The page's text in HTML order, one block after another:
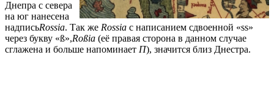
Днепра с севера
на юг нанесена
надписьRossia. Так же Rossia с написанием сдвоенной «ss»
через букву «ß»,Roßia (её правая сторона в данном случае
сглажена и больше напоминает П), значится близ Днестра.